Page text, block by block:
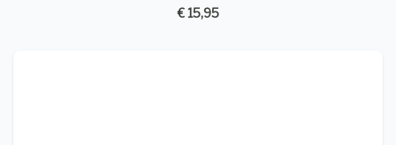
€ 15,95